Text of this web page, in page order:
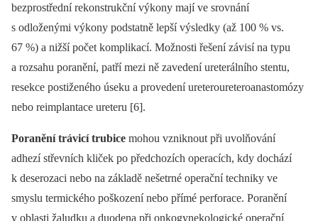
bezprostřední rekonstrukční výkony mají ve srovnání
s odloženými výkony podstatně lepší výsledky (až 100 % vs.
67 %) a nižší počet komplikací. Možnosti řešení závisí na typu
a rozsahu poranění, patří mezi ně zavedení ureterálního stentu,
resekce postiženého úseku a provedení ureteroureteroanastomózy
nebo reimplantace ureteru [6].
Poranění trávicí trubice mohou vzniknout při uvolňování
adhezí střevních kliček po předchozích operacích, kdy dochází
k deserozaci nebo na základě nešetrné operační techniky ve
smyslu termického poškození nebo přímé perforace. Poranění
v oblasti žaludku a duodena při onkogynekologické operační